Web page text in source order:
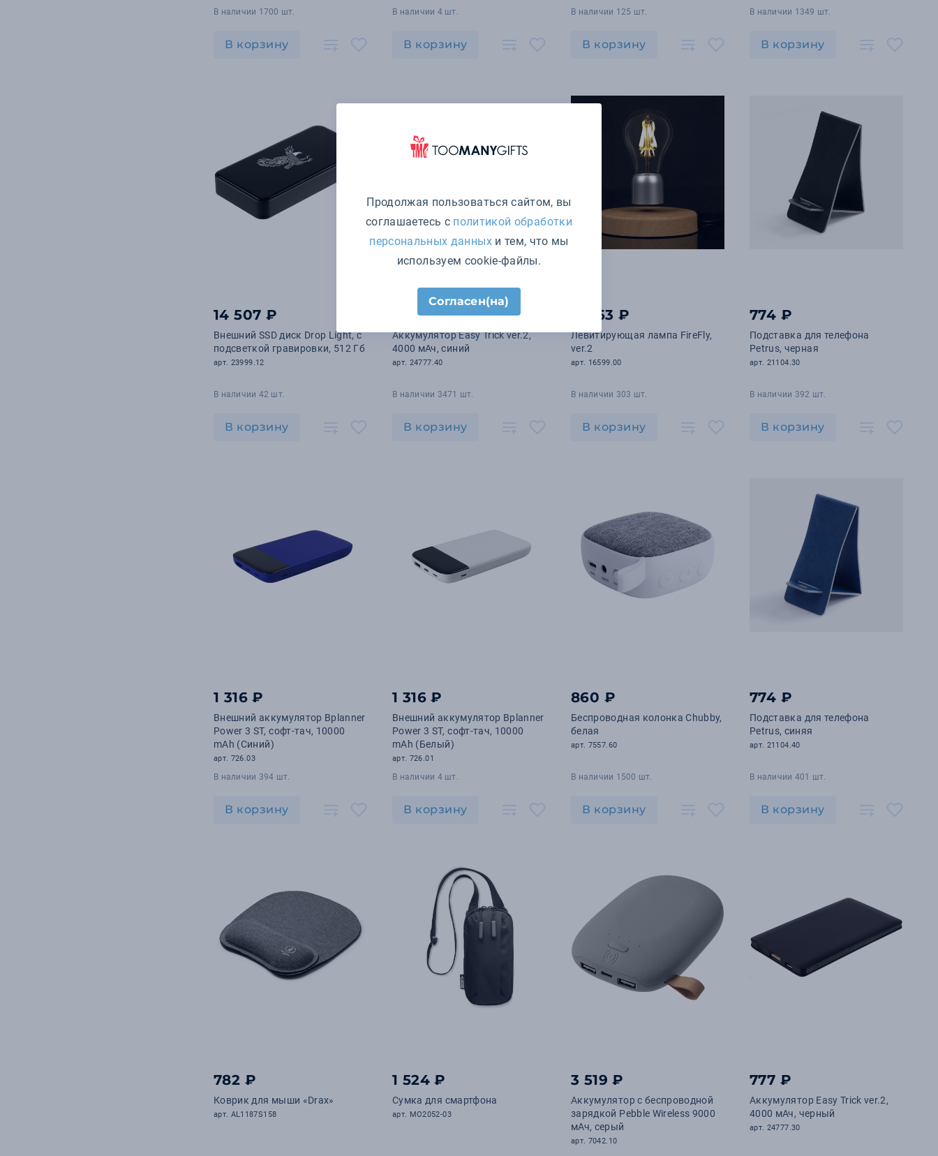
В наличии 1700 шт.
В корзину
В наличии 4 шт.
В корзину
В наличии 125 шт.
В корзину
В наличии 1349 шт.
В корзину
14 507 ₽
Внешний SSD диск Drop Light, с
подсветкой гравировки, 512 Гб
арт. 23999.12
В наличии 42 шт.
В корзину
777 ₽
Аккумулятор Easy Trick ver.2,
4000 мАч, синий
арт. 24777.40
В наличии 3471 шт.
В корзину
11 763 ₽
Левитирующая лампа FireFly,
ver.2
арт. 16599.00
В наличии 303 шт.
В корзину
774 ₽
Подставка для телефона
Petrus, черная
арт. 21104.30
В наличии 392 шт.
В корзину
1 316 ₽
Внешний аккумулятор Bplanner
Power 3 ST, софт-тач, 10000
mAh (Синий)
арт. 726.03
В наличии 394 шт.
В корзину
1 316 ₽
Внешний аккумулятор Bplanner
Power 3 ST, софт-тач, 10000
mAh (Белый)
арт. 726.01
В наличии 4 шт.
В корзину
860 ₽
Беспроводная колонка Chubby,
белая
арт. 7557.60
В наличии 1500 шт.
В корзину
774 ₽
Подставка для телефона
Petrus, синяя
арт. 21104.40
В наличии 401 шт.
В корзину
782 ₽
Коврик для мыши «Drax»
арт. AL1187S158
1 524 ₽
Сумка для смартфона
арт. MO2052-03
3 519 ₽
Аккумулятор с беспроводной
зарядкой Pebble Wireless 9000
мАч, серый
арт. 7042.10
777 ₽
Аккумулятор Easy Trick ver.2,
4000 мАч, черный
арт. 24777.30
Продолжая пользоваться сайтом, вы
соглашаетесь с политикой обработки
персональных данныхи тем, что мы
используем cookie-файлы.
Согласен(на)